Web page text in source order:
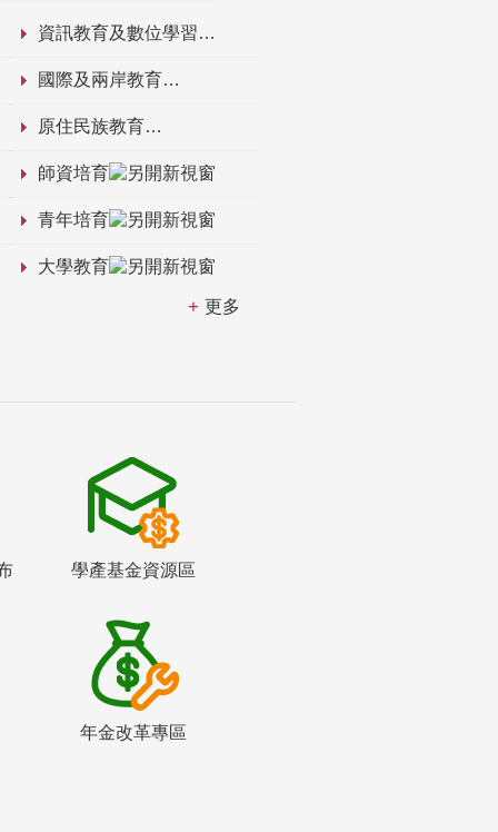
資訊教育及數位學習
國際及兩岸教育
原住民族教育
師資培育
青年培育
大學教育
更多
學產基金資源區
年金改革專區